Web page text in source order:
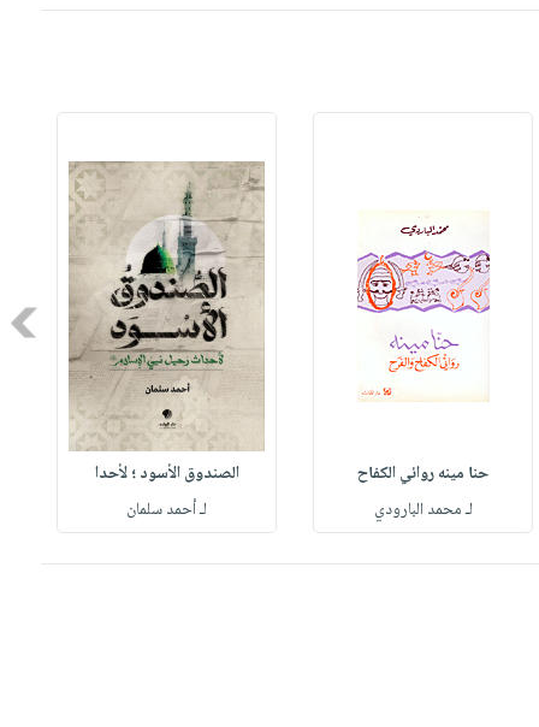
حنا مينه روائي الكفاح
لـ محمد البارودي
الصندوق الأسود ؛ لأحدا
لـ أحمد سلمان